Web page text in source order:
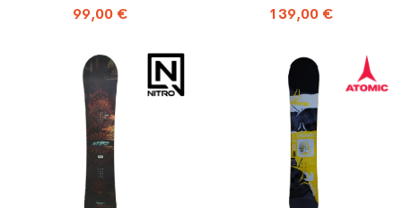
BINDUNG
99,00 €
BINDUNG RAGE
139,00 €